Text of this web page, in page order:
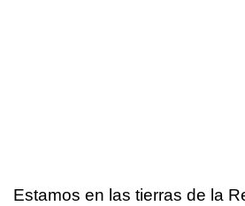
Estamos en las tierras de la